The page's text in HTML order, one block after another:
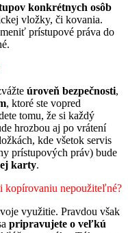
konkrétnych osôb
vložky, či kovania.
prístupové práva do
úroveň bezpečnosti,
, ktoré ste vopred
tomu, že si každý
hrozbou aj po vrátení
kde všetok servis
prístupových práv) bude
karty.
kopírovaniu nepoužiteľné?
využitie. Pravdou však
pripravujete o veľkú